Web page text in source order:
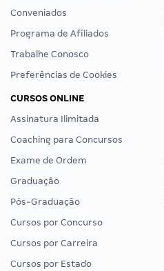
Conveniados
Programa de Afiliados
Trabalhe Conosco
Preferências de Cookies
CURSOS ONLINE
Assinatura Ilimitada
Coaching para Concursos
Exame de Ordem
Graduação
Pós-Graduação
Cursos por Concurso
Cursos por Carreira
Cursos por Estado